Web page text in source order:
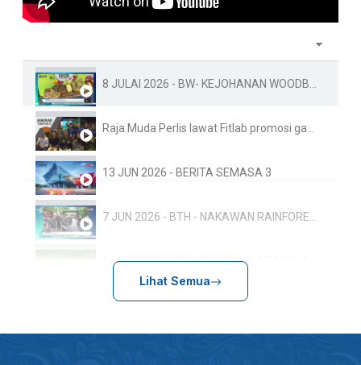
13 JUN 2026 - BERITA SEMASA 3
Lihat Semua